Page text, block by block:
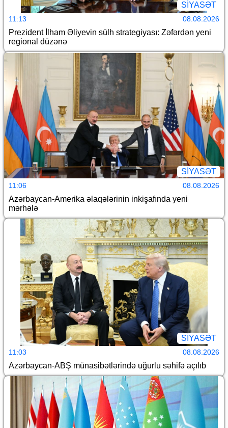
SİYASƏT
11:13 08.08.2026
Prezident İlham Əliyevin sülh strategiyası: Zəfərdən yeni
regional düzənə
SİYASƏT
11:06 08.08.2026
Azərbaycan-Amerika əlaqələrinin inkişafında yeni
mərhələ
SİYASƏT
11:03 08.08.2026
Azərbaycan-ABŞ münasibətlərində uğurlu səhifə açılıb